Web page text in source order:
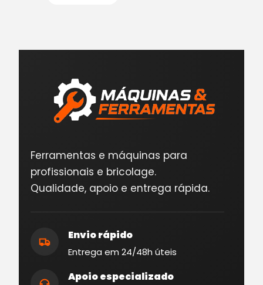
Ferramentas e máquinas para
profissionais e bricolage.
Qualidade, apoio e entrega rápida.
Envio rápido
Entrega em 24/48h úteis
Apoio especializado